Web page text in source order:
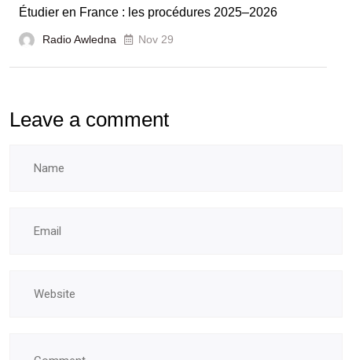
et
écoles
Étudier en France : les procédures 2025–2026
Radio Awledna Nov 29
Leave a comment